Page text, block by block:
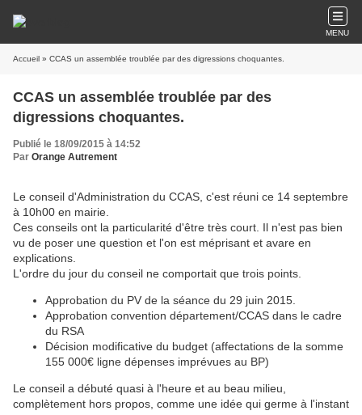
MENU
Accueil » CCAS un assemblée troublée par des digressions choquantes.
CCAS un assemblée troublée par des
digressions choquantes.
Publié le 18/09/2015 à 14:52
Par Orange Autrement
Le conseil d'Administration du CCAS, c'est réuni ce 14 septembre
à 10h00 en mairie.
Ces conseils ont la particularité d'être très court. Il n'est pas bien
vu de poser une question et l'on est méprisant et avare en
explications.
L'ordre du jour du conseil ne comportait que trois points.
Approbation du PV de la séance du 29 juin 2015.
Approbation convention département/CCAS dans le cadre
du RSA
Décision modificative du budget (affectations de la somme
155 000€ ligne dépenses imprévues au BP)
Le conseil a débuté quasi à l'heure et au beau milieu,
complètement hors propos, comme une idée qui germe à l'instant